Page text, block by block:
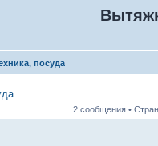
посуда
2 сообщения •